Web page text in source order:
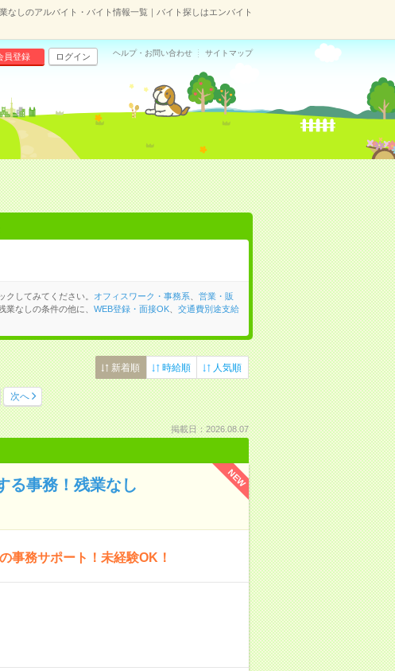
なしのアルバイト・バイト情報一覧｜バイト探しはエンバイト
員登録 ログイン ヘルプ・お問い合わせ サイトマップ
クしてみてください。 オフィスワーク・事務系
営業・販
なしの条件の他に、 WEB登録・面接OK、 交通費別途支給
新着順 時給順 人気順
次へ
掲載日：2026.08.07
NEW
る事務！残業なし
事務サポート！未経験OK！